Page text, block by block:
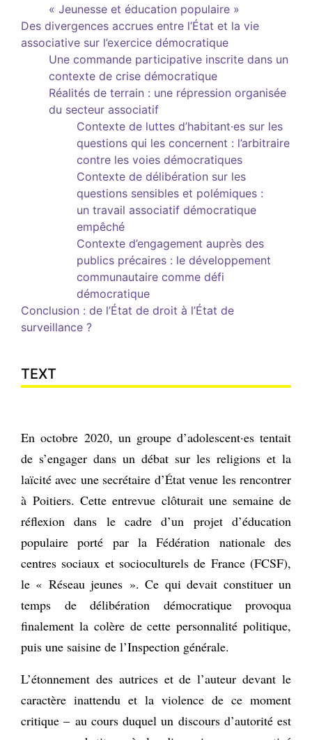
« Jeunesse et éducation populaire »
Des divergences accrues entre l’État et la vie
associative sur l’exercice démocratique
Une commande participative inscrite dans un
contexte de crise démocratique
Réalités de terrain : une répression organisée
du secteur associatif
Contexte de luttes d’habitant·es sur les
questions qui les concernent : l’arbitraire
contre les voies démocratiques
Contexte de délibération sur les
questions sensibles et polémiques :
un travail associatif démocratique
empêché
Contexte d’engagement auprès des
publics précaires : le développement
communautaire comme défi
démocratique
Conclusion : de l’État de droit à l’État de
surveillance ?
TEXT
En octobre 2020, un groupe d’adolescent·es tentait
de s’engager dans un débat sur les religions et la
laïcité avec une secrétaire d’État venue les rencontrer
à Poitiers. Cette entrevue clôturait une semaine de
réflexion dans le cadre d’un projet d’éducation
populaire porté par la Fédération nationale des
centres sociaux et socioculturels de France (FCSF),
le « Réseau jeunes ». Ce qui devait constituer un
temps de délibération démocratique provoqua
finalement la colère de cette personnalité politique,
puis une saisine de l’Inspection générale.
L’étonnement des autrices et de l’auteur devant le
caractère inattendu et la violence de ce moment
critique – au cours duquel un discours d’autorité est